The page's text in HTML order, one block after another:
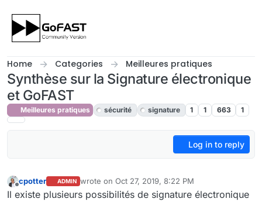
Home Categories Meilleures pratiques
Synthèse sur la Signature électronique
et GoFAST
Meilleures pratiques sécurité signature 1 1 663 1
Log in to reply
Offline
cpotter ADMIN wrote on Oct 27, 2019, 8:22 PM
last edited by cpotterApr 17, 2020, 9:59 AM
Il existe plusieurs possibilités de signature électronique